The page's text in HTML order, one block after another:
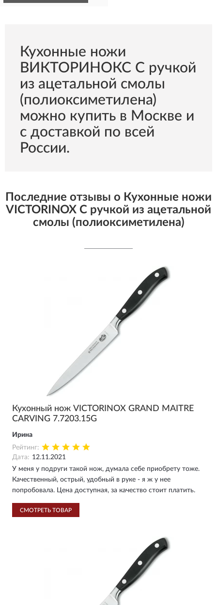
Кухонные ножи
ВИКТОРИНОКС С ручкой
из ацетальной смолы
(полиоксиметилена)
можно купить в Москве и
с доставкой по всей
России.
Последние отзывы о Кухонные ножи
VICTORINOX С ручкой из ацетальной
смолы (полиоксиметилена)
Кухонный нож VICTORINOX GRAND MAITRE
CARVING 7.7203.15G
Ирина
Рейтинг:
Дата: 12.11.2021
У меня у подруги такой нож, думала себе приобрету тоже.
Качественный, острый, удобный в руке - я ж у нее
попробовала. Цена доступная, за качество стоит платить.
СМОТРЕТЬ ТОВАР